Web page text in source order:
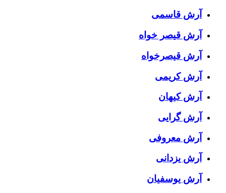
آرش قاسمی
آرش قیصر خواه
آرش قیصرخواه
آرش کریمی
آرش کیهان
آرش گرایی
آرش معروفی
آرش یزدانی
آرش یوسفیان